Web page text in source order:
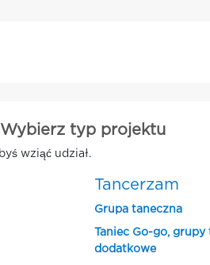
Wybierz typ projektu
wziąć udział.
Tancerzam
Grupa taneczna
Taniec Go-go, grupy
dodatkowe